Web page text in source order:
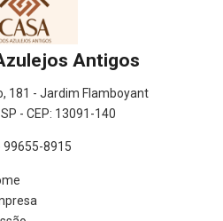
Antigos
181 - Jardim Flamboyant
- CEP: 13091-140
99655-8915